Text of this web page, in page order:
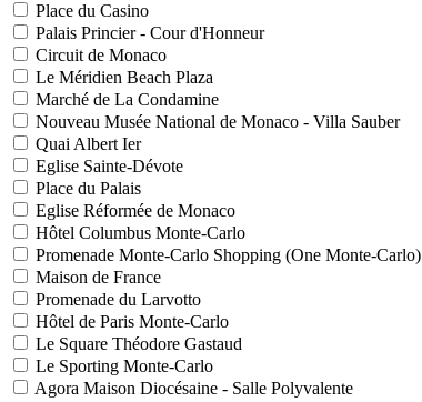
Place du Casino
Palais Princier - Cour d'Honneur
Circuit de Monaco
Le Méridien Beach Plaza
Marché de La Condamine
Nouveau Musée National de Monaco - Villa Sauber
Quai Albert Ier
Eglise Sainte-Dévote
Place du Palais
Eglise Réformée de Monaco
Hôtel Columbus Monte-Carlo
Promenade Monte-Carlo Shopping (One Monte-Carlo)
Maison de France
Promenade du Larvotto
Hôtel de Paris Monte-Carlo
Le Square Théodore Gastaud
Le Sporting Monte-Carlo
Agora Maison Diocésaine - Salle Polyvalente